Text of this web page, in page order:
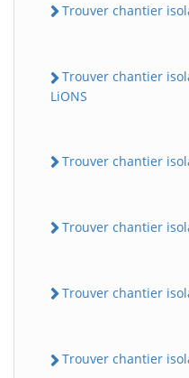
Trouver chantier
Trouver chantier
LiONS
Trouver chantier
Trouver chantier
Trouver chantier
Trouver chantier